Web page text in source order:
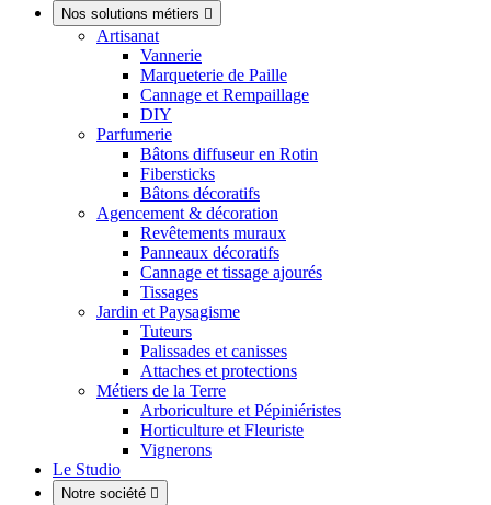
Nos solutions métiers 
Artisanat
Vannerie
Marqueterie de Paille
Cannage et Rempaillage
DIY
Parfumerie
Bâtons diffuseur en Rotin
Fibersticks
Bâtons décoratifs
Agencement & décoration
Revêtements muraux
Panneaux décoratifs
Cannage et tissage ajourés
Tissages
Jardin et Paysagisme
Tuteurs
Palissades et canisses
Attaches et protections
Métiers de la Terre
Arboriculture et Pépiniéristes
Horticulture et Fleuriste
Vignerons
Le Studio
Notre société 